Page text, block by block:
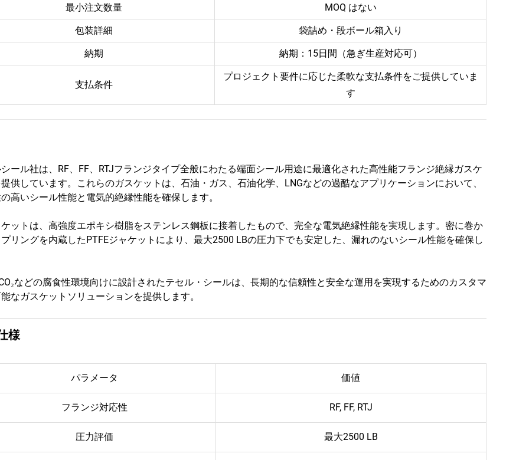
最小注文数量 MOQ はない
包装詳細 袋詰め・段ボール箱入り
納期 納期：15日間（急ぎ生産対応可）
支払条件
プロジェクト要件に応じた柔軟な支払条件をご提供していま
す
ール社は、RF、FF、RTJフランジタイプ全般にわたる端面シール用途に最適化された高性能フランジ絶縁ガスケ
供しています。これらのガスケットは、石油・ガス、石油化学、LNGなどの過酷なアプリケーションにおいて、
高いシール性能と電気的絶縁性能を確保します。
ットは、高強度エポキシ樹脂をステンレス鋼板に接着したもので、完全な電気絶縁性能を実現します。密に巻か
リングを内蔵したPTFEジャケットにより、最大2500 LBの圧力下でも安定した、漏れのないシール性能を確保し
などの腐食性環境向けに設計されたテセル・シールは、長期的な信頼性と安全な運用を実現するためのカスタマ
なガスケットソリューションを提供します。
様
パラメータ 価値
フランジ対応性 RF, FF, RTJ
圧力評価 最大2500 LB